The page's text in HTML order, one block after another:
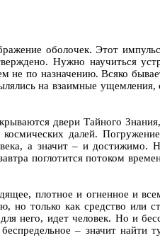
оболочек. Этот импульс
Нужно научиться
не по назначению. Всяко
на взаимные
двери Тайного Знания,
далей.
а значит – и
поглотится потоком
плотное и огненное и
но только как средство или
него, идет человек. Но и
– значит